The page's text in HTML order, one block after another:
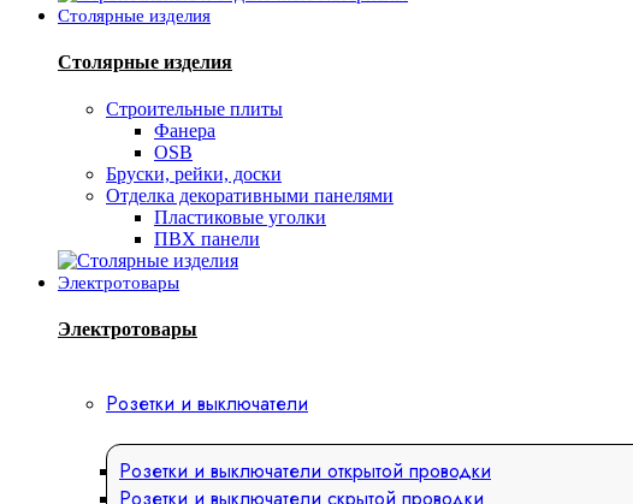
Столярные изделия
Столярные изделия
Строительные плиты
Фанера
OSB
Бруски, рейки, доски
Отделка декоративными панелями
Пластиковые уголки
ПВХ панели
Электротовары
Электротовары
Розетки и выключатели
Розетки и выключатели открытой проводки
Розетки и выключатели скрытой проводки